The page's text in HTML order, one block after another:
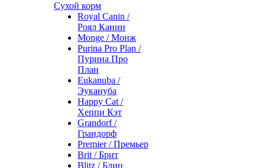
Сухой корм
Royal Canin /
Роял Канин
Monge / Монж
Purina Pro Plan /
Пурина Про
План
Eukanuba /
Эукануба
Happy Cat /
Хеппи Кэт
Grandorf /
Грандорф
Premier / Премьер
Brit / Брит
Blitz / Блиц